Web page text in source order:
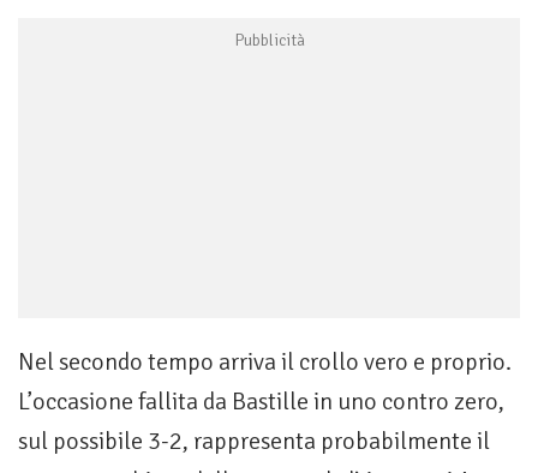
Nel secondo tempo arriva il crollo vero e proprio.
L’occasione fallita da Bastille in uno contro zero,
sul possibile 3-2, rappresenta probabilmente il